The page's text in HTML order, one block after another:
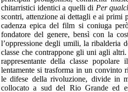
chitarristici identici a quelli di Per
scontri, attenzione ai dettagli e ai primi
cadenza epica del film si coniuga
fondatore del genere, bensì con la
l’oppressione degli umili, la ribalderia
classe che contrappone gli uni agli
rappresentante della classe
lentamente si trasforma in un convinto
le difese della rivoluzione, divide in
collocato a sud del Rio Grande ed